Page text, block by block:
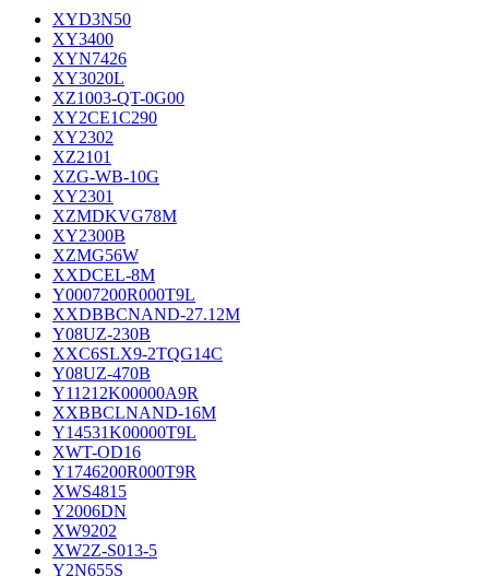
XYD3N50
XY3400
XYN7426
XY3020L
XZ1003-QT-0G00
XY2CE1C290
XY2302
XZ2101
XZG-WB-10G
XY2301
XZMDKVG78M
XY2300B
XZMG56W
XXDCEL-8M
Y0007200R000T9L
XXDBBCNAND-27.12M
Y08UZ-230B
XXC6SLX9-2TQG14C
Y08UZ-470B
Y11212K00000A9R
XXBBCLNAND-16M
Y14531K00000T9L
XWT-OD16
Y1746200R000T9R
XWS4815
Y2006DN
XW9202
XW2Z-S013-5
Y2N655S